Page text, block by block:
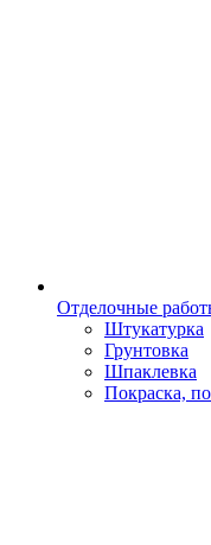
Отделочные
Штукатурка
Грунтовка
Шпаклевка
Покраска,